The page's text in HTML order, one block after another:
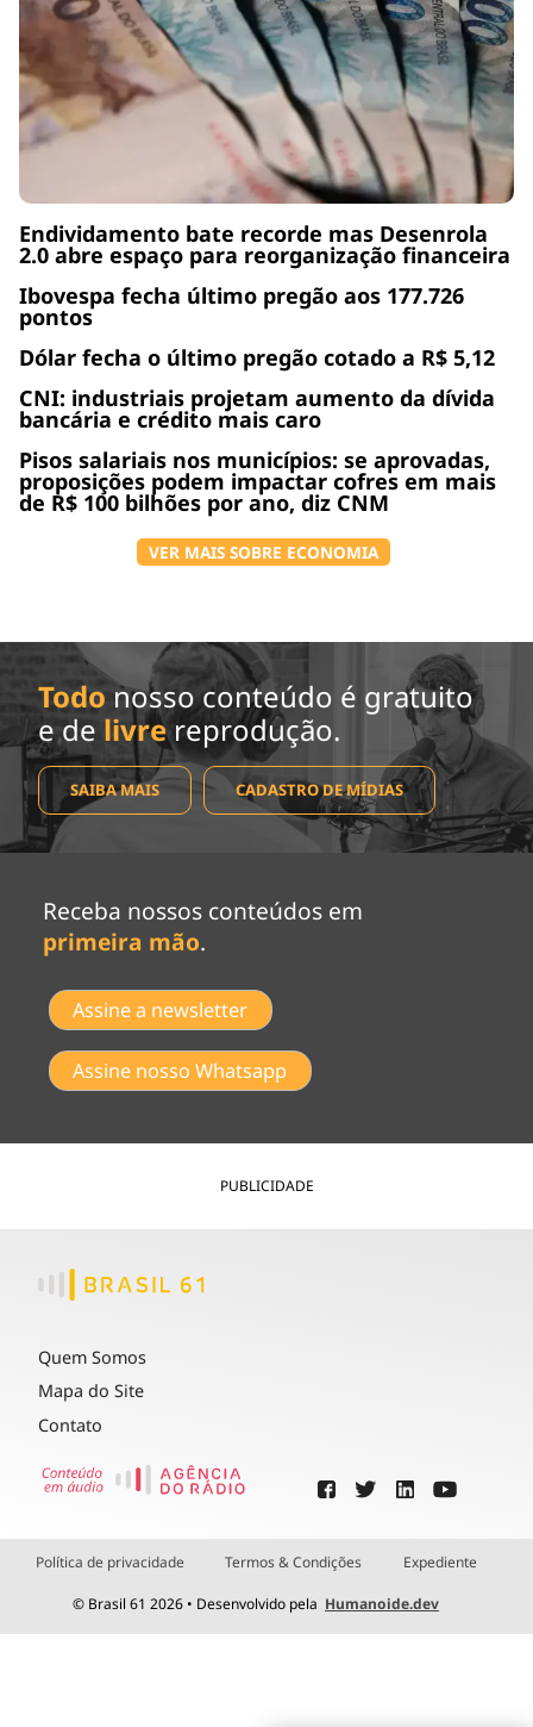
Endividamento bate recorde mas Desenrola
2.0 abre espaço para reorganização financeira
Ibovespa fecha último pregão aos 177.726
pontos
Dólar fecha o último pregão cotado a R$ 5,12
CNI: industriais projetam aumento da dívida
bancária e crédito mais caro
Pisos salariais nos municípios: se aprovadas,
proposições podem impactar cofres em mais
de R$ 100 bilhões por ano, diz CNM
VER MAIS SOBRE ECONOMIA
Todo nosso conteúdo é gratuito
e de livrereprodução.
SAIBA MAIS CADASTRO DE MÍDIAS
Receba nossos conteúdos em
primeira mão.
Assine a newsletter
Assine nosso Whatsapp
PUBLICIDADE
Quem Somos
Mapa do Site
Contato
Política de privacidade Termos & Condições Expediente
© Brasil 61 2026 • Desenvolvido pela Humanoide.dev